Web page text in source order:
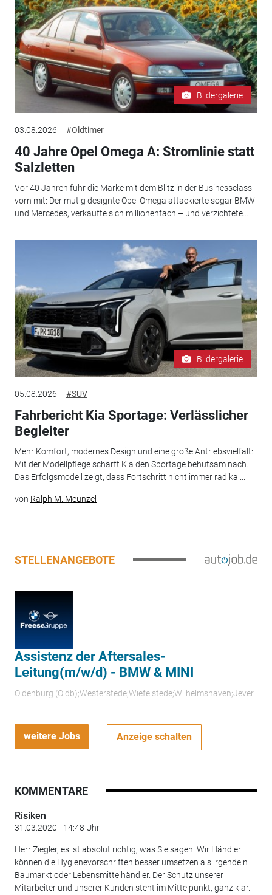
Bildergalerie
03.08.2026 #Oldtimer
40 Jahre Opel Omega A: Stromlinie statt
Salzletten
Vor 40 Jahren fuhr die Marke mit dem Blitz in der Businessclass
vorn mit: Der mutig designte Opel Omega attackierte sogar BMW
und Mercedes, verkaufte sich millionenfach – und verzichtete...
Bildergalerie
05.08.2026 #SUV
Fahrbericht Kia Sportage: Verlässlicher
Begleiter
Mehr Komfort, modernes Design und eine große Antriebsvielfalt:
Mit der Modellpflege schärft Kia den Sportage behutsam nach.
Das Erfolgsmodell zeigt, dass Fortschritt nicht immer radikal...
von Ralph M. Meunzel
STELLENANGEBOTE
Assistenz der Aftersales-
Leitung(m/w/d) - BMW & MINI
Oldenburg (Oldb);Westerstede;Wiefelstede;Wilhelmshaven;Jever
weitere Jobs Anzeige schalten
KOMMENTARE
Risiken
31.03.2020 - 14:48 Uhr
Herr Ziegler, es ist absolut richtig, was Sie sagen. Wir Händler
können die Hygienevorschriften besser umsetzen als irgendein
Baumarkt oder Lebensmittelhändler. Der Schutz unserer
Mitarbeiter und unserer Kunden steht im Mittelpunkt, ganz klar.